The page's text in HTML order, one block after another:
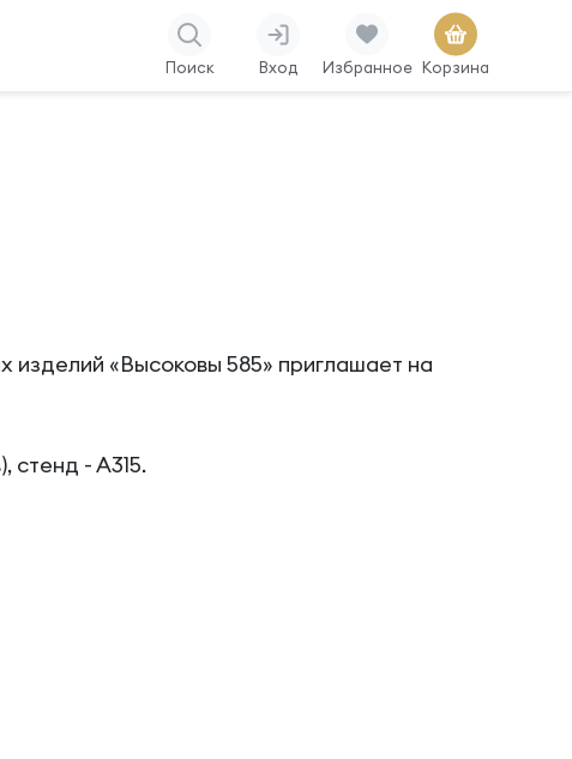
Поиск Вход Избранное Корзина
изделий «Высоковы 585» приглашает на
стенд - А315.